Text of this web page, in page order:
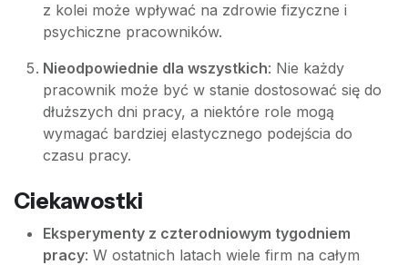
z kolei może wpływać na zdrowie fizyczne i
psychiczne pracowników.
Nieodpowiednie dla wszystkich: Nie każdy
pracownik może być w stanie dostosować się do
dłuższych dni pracy, a niektóre role mogą
wymagać bardziej elastycznego podejścia do
czasu pracy.
Ciekawostki
Eksperymenty z czterodniowym tygodniem
pracy: W ostatnich latach wiele firm na całym